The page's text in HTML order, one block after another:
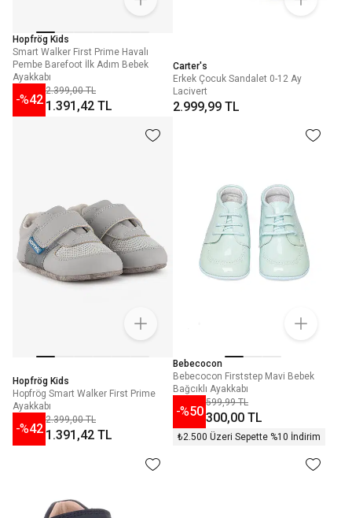
Hopfrög Kids
Smart Walker First Prime Havalı
Pembe Barefoot İlk Adım Bebek
Ayakkabı
-%42
2.399,00 TL
1.391,42 TL
Carter's
Erkek Çocuk Sandalet 0-12 Ay
Lacivert
2.999,99 TL
Hopfrög Kids
Hopfrög Smart Walker First Prime
Ayakkabı
-%42
2.399,00 TL
1.391,42 TL
Bebecocon
Bebecocon Firststep Mavi Bebek
Bağcıklı Ayakkabı
-%50
599,99 TL
300,00 TL
₺2.500 Üzeri Sepette %10 İndirim